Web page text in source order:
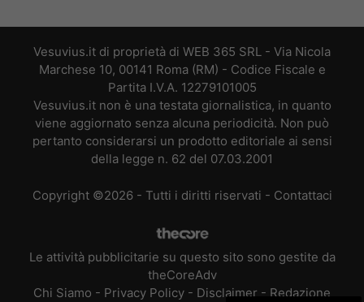
Vesuvius.it di proprietà di WEB 365 SRL - Via Nicola
Marchese 10, 00141 Roma (RM) - Codice Fiscale e
Partita I.V.A. 12279101005
Vesuvius.it non è una testata giornalistica, in quanto
viene aggiornato senza alcuna periodicità. Non può
pertanto considerarsi un prodotto editoriale ai sensi
della legge n. 62 del 07.03.2001
Copyright ©2026 - Tutti i diritti riservati - Contattaci
Le attività pubblicitarie su questo sito sono gestite da
theCoreAdv
Chi Siamo - Privacy Policy - Disclaimer - Redazione